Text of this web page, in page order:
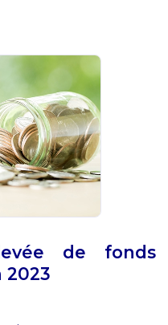
de fonds
2023